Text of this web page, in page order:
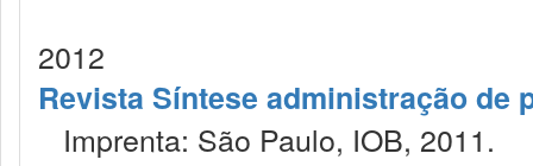
2012
Revista Síntese administração de
Imprenta: São Paulo, IOB, 2011.